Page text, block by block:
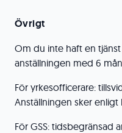
Övrigt
Om du inte haft en
anställningen med 6
För yrkesofficerare:
Anställningen sker
För GSS: tidsbegränsad